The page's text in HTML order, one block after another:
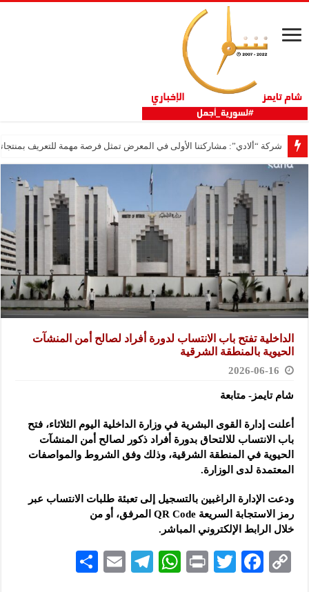
شركة “ألادي”: مشاركتنا الأولى في المعرض تمثل فرصة مهمة للتعريف
الداخلية تفتح باب الانتساب لدورة أفراد لصالح أمن المنشآت
الحيوية بالمنطقة الشرقية
2026-06-16
شام تايمز- متابعة
أعلنت إدارة القوى البشرية في وزارة الداخلية اليوم الثلاثاء، فتح
باب الانتساب للالتحاق ‏بدورة أفراد ذكور لصالح أمن المنشآت
الحيوية في المنطقة الشرقية، وذلك وفق الشروط ‏والمواصفات
المعتمدة لدى الوزارة.‏
ودعت الإدارة الراغبين بالتسجيل إلى تعبئة طلبات الانتساب عبر
رمز الاستجابة السريعة ‌‏QR Code‏ المرفق، أو من
خلال الرابط الإلكتروني المباشر.
C
F
T
P
W
Te
E